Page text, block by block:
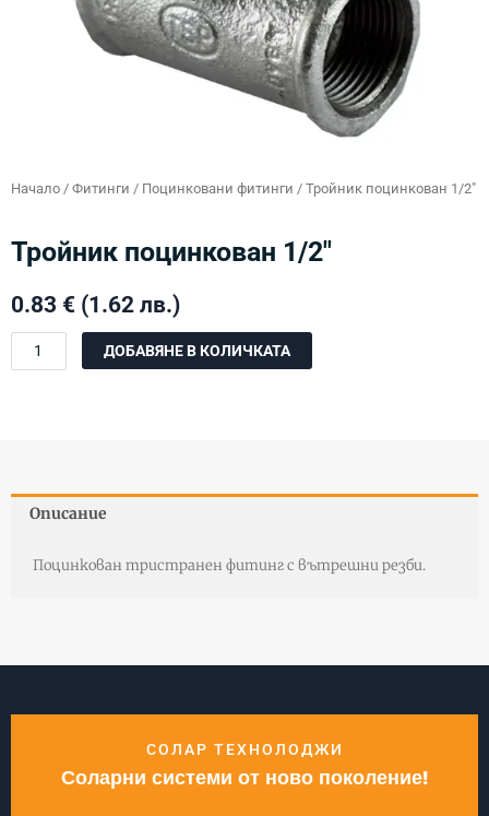
Начало / Фитинги / Поцинковани фитинги / Тройник поцинкован 1/2″
Тройник поцинкован 1/2″
0.83 € (1.62 лв.)
количество
ДОБАВЯНЕ В КОЛИЧКАТА
Описание
Поцинкован тристранен фитинг с вътрешни резби.
СОЛАР ТЕХНОЛОДЖИ
Соларни системи от ново поколение!